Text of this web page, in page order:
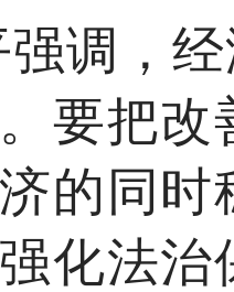
强调，
要把
的同
化法